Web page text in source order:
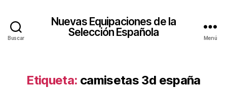
Buscar
Nuevas Equipaciones de la
Selección Española
Menú
Etiqueta: camisetas 3d españa